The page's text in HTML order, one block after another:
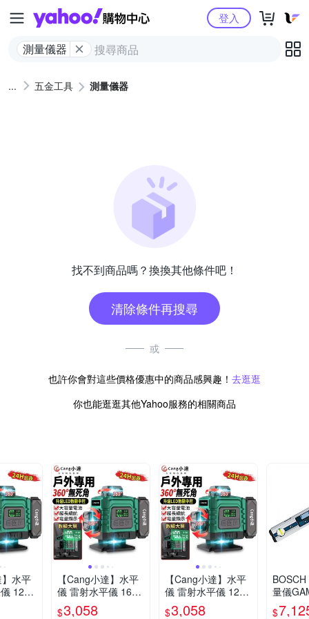
Yahoo購物中心
測量儀器
登入
五金工具 測量儀器
找不到商品嗎？換換其他條件吧！
清除條件再搜尋
或
也許你會對這些價格優惠中的商品感興趣！ 去逛逛
你也能逛逛其他Yahoo服務的相關商品
水平
12線
【Cang小達】水平
儀 雷射水平儀 16線
綠光電量顯示大電池
$3,058
【Cang小達】水平
儀 雷射水平儀 12線
藍光電量顯示大電池
$3,058
量儀
$